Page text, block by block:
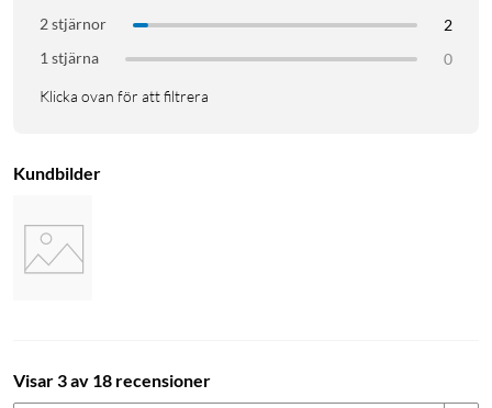
2 stjärnor
2
1 stjärna
0
Klicka ovan för att filtrera
Kundbilder
Visar 3 av 18 recensioner